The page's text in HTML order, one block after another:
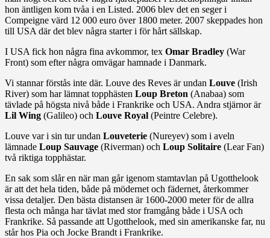
hon äntligen kom tvåa i en Listed. 2006 blev det en seger i
Compeigne värd 12 000 euro över 1800 meter. 2007 skeppades hon
till USA där det blev några starter i för hårt sällskap.
I USA fick hon några fina avkommor, tex Omar Bradley (War
Front) som efter några omvägar hamnade i Danmark.
Vi stannar förstås inte där. Louve des Reves är undan Louve (Irish
River) som har lämnat topphästen Loup Breton (Anabaa) som
tävlade på högsta nivå både i Frankrike och USA. Andra stjärnor är
Lil Wing (Galileo) och Louve Royal (Peintre Celebre).
Louve var i sin tur undan Louveterie (Nureyev) som i aveln
lämnade Loup Sauvage (Riverman) och Loup Solitaire (Lear Fan)
två riktiga topphästar.
En sak som slår en när man går igenom stamtavlan på Ugotthelook
är att det hela tiden, både på mödernet och fädernet, återkommer
vissa detaljer. Den bästa distansen är 1600-2000 meter för de allra
flesta och många har tävlat med stor framgång både i USA och
Frankrike. Så passande att Ugotthelook, med sin amerikanske far, nu
står hos Pia och Jocke Brandt i Frankrike.